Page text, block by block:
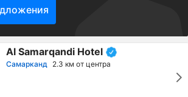
Al Samarqandi Hotel
Самарканд 2.3 км от центра